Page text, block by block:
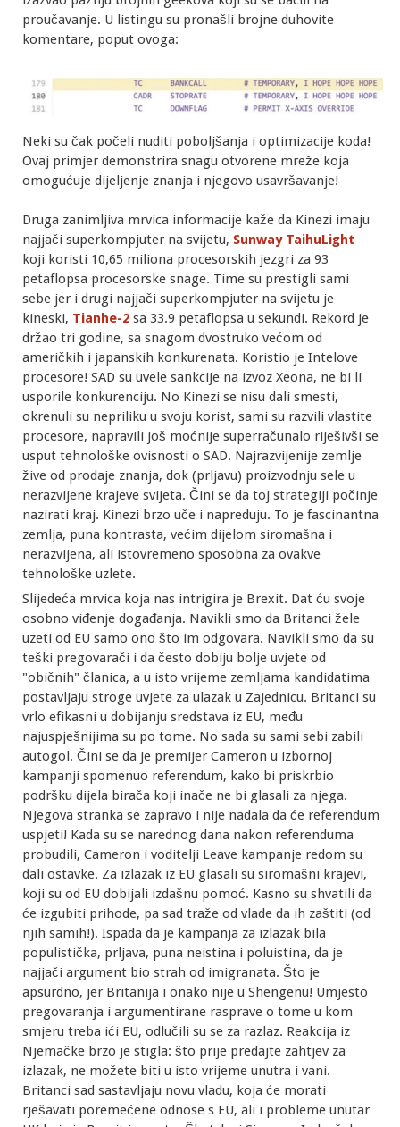
proučavanje. U listingu su pronašli brojne duhovite
komentare, poput ovoga:
Neki su čak počeli nuditi poboljšanja i optimizacije koda!
Ovaj primjer demonstrira snagu otvorene mreže koja
omogućuje dijeljenje znanja i njegovo usavršavanje!
Druga zanimljiva mrvica informacije kaže da Kinezi imaju
najjači superkompjuter na svijetu, Sunway TaihuLight
koji koristi 10,65 miliona procesorskih jezgri za 93
petaflopsa procesorske snage. Time su prestigli sami
sebe jer i drugi najjači superkompjuter na svijetu je
kineski, Tianhe-2 sa 33.9 petaflopsa u sekundi. Rekord je
držao tri godine, sa snagom dvostruko većom od
američkih i japanskih konkurenata. Koristio je Intelove
procesore! SAD su uvele sankcije na izvoz Xeona, ne bi li
usporile konkurenciju. No Kinezi se nisu dali smesti,
okrenuli su nepriliku u svoju korist, sami su razvili vlastite
procesore, napravili još moćnije superračunalo riješivši se
usput tehnološke ovisnosti o SAD. Najrazvijenije zemlje
žive od prodaje znanja, dok (prljavu) proizvodnju sele u
nerazvijene krajeve svijeta. Čini se da toj strategiji počinje
nazirati kraj. Kinezi brzo uče i napreduju. To je fascinantna
zemlja, puna kontrasta, većim dijelom siromašna i
nerazvijena, ali istovremeno sposobna za ovakve
tehnološke uzlete.
Slijedeća mrvica koja nas intrigira je Brexit. Dat ću svoje
osobno viđenje događanja. Navikli smo da Britanci žele
uzeti od EU samo ono što im odgovara. Navikli smo da su
teški pregovarači i da često dobiju bolje uvjete od
"običnih" članica, a u isto vrijeme zemljama kandidatima
postavljaju stroge uvjete za ulazak u Zajednicu. Britanci su
vrlo efikasni u dobijanju sredstava iz EU, među
najuspješnijima su po tome. No sada su sami sebi zabili
autogol. Čini se da je premijer Cameron u izbornoj
kampanji spomenuo referendum, kako bi priskrbio
podršku dijela birača koji inače ne bi glasali za njega.
Njegova stranka se zapravo i nije nadala da će referendum
uspjeti! Kada su se narednog dana nakon referenduma
probudili, Cameron i voditelji Leave kampanje redom su
dali ostavke. Za izlazak iz EU glasali su siromašni krajevi,
koji su od EU dobijali izdašnu pomoć. Kasno su shvatili da
će izgubiti prihode, pa sad traže od vlade da ih zaštiti (od
njih samih!). Ispada da je kampanja za izlazak bila
populistička, prljava, puna neistina i poluistina, da je
najjači argument bio strah od imigranata. Što je
apsurdno, jer Britanija i onako nije u Shengenu! Umjesto
pregovaranja i argumentirane rasprave o tome u kom
smjeru treba ići EU, odlučili su se za razlaz. Reakcija iz
Njemačke brzo je stigla: što prije predajte zahtjev za
izlazak, ne možete biti u isto vrijeme unutra i vani.
Britanci sad sastavljaju novu vladu, koja će morati
rješavati poremećene odnose s EU, ali i probleme unutar